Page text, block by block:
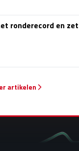
ronderecord en
artikelen